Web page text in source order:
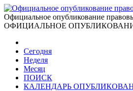
Официальное опубликование
ОФИЦИАЛЬНОЕ
Сегодня
Неделя
Месяц
ПОИСК
КАЛЕНДАРЬ